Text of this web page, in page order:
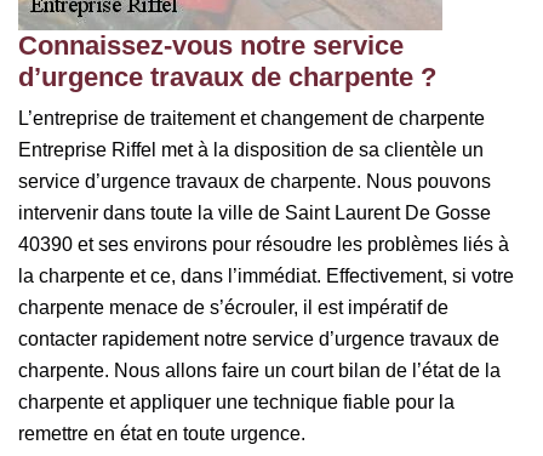
Connaissez-vous notre service
d’urgence travaux de charpente ?
L’entreprise de traitement et changement de charpente
Entreprise Riffel met à la disposition de sa clientèle un
service d’urgence travaux de charpente. Nous pouvons
intervenir dans toute la ville de Saint Laurent De Gosse
40390 et ses environs pour résoudre les problèmes liés à
la charpente et ce, dans l’immédiat. Effectivement, si votre
charpente menace de s’écrouler, il est impératif de
contacter rapidement notre service d’urgence travaux de
charpente. Nous allons faire un court bilan de l’état de la
charpente et appliquer une technique fiable pour la
remettre en état en toute urgence.